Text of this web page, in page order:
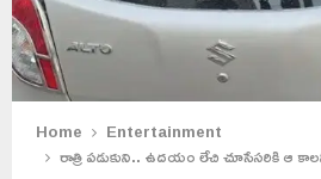
Home
Entertainment
రాత్రి పడుకుని.. ఉదయం లేచి చూసేసరికి ఆ